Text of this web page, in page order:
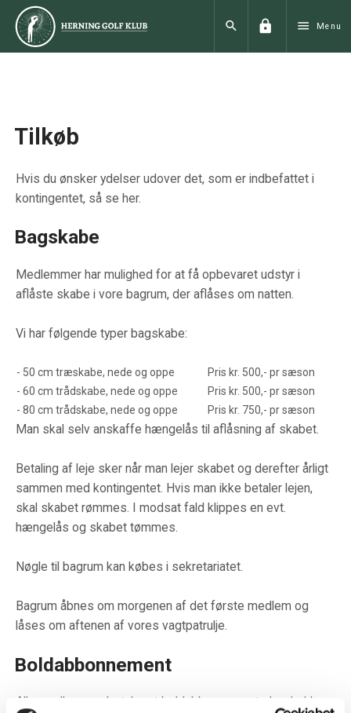
search lock menu Menu
Tilkøb
Hvis du ønsker ydelser udover det, som er indbefattet i
kontingentet, så se her.
Bagskabe
Medlemmer har mulighed for at få opbevaret udstyr i
aflåste skabe i vore bagrum, der aflåses om natten.
Vi har følgende typer bagskabe:
- 50 cm træskabe, nede og oppe
Pris kr. 500,- pr sæson
- 60 cm trådskabe, nede og oppe
Pris kr. 500,- pr sæson
- 80 cm trådskabe, nede og oppe
Pris kr. 750,- pr sæson
Man skal selv anskaffe hængelås til aflåsning af skabet.
Betaling af leje sker når man lejer skabet og derefter årligt
sammen med kontingentet. Hvis man ikke betaler lejen,
skal skabet rømmes. I modsat fald klippes en evt.
hængelås og skabet tømmes.
Nøgle til bagrum kan købes i sekretariatet.
Bagrum åbnes om morgenen af det første medlem og
låses om aftenen af vores vagtpatrulje.
Boldabbonnement
Alle medlemmer betaler et boldabbonnement, der dækker